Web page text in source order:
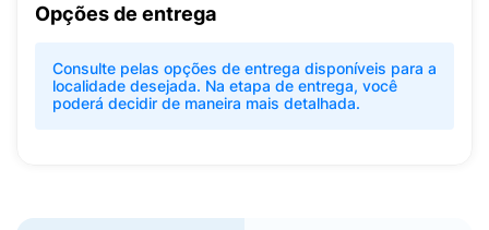
Opções de entrega
Consulte pelas opções de entrega disponíveis para a
localidade desejada. Na etapa de entrega, você
poderá decidir de maneira mais detalhada.